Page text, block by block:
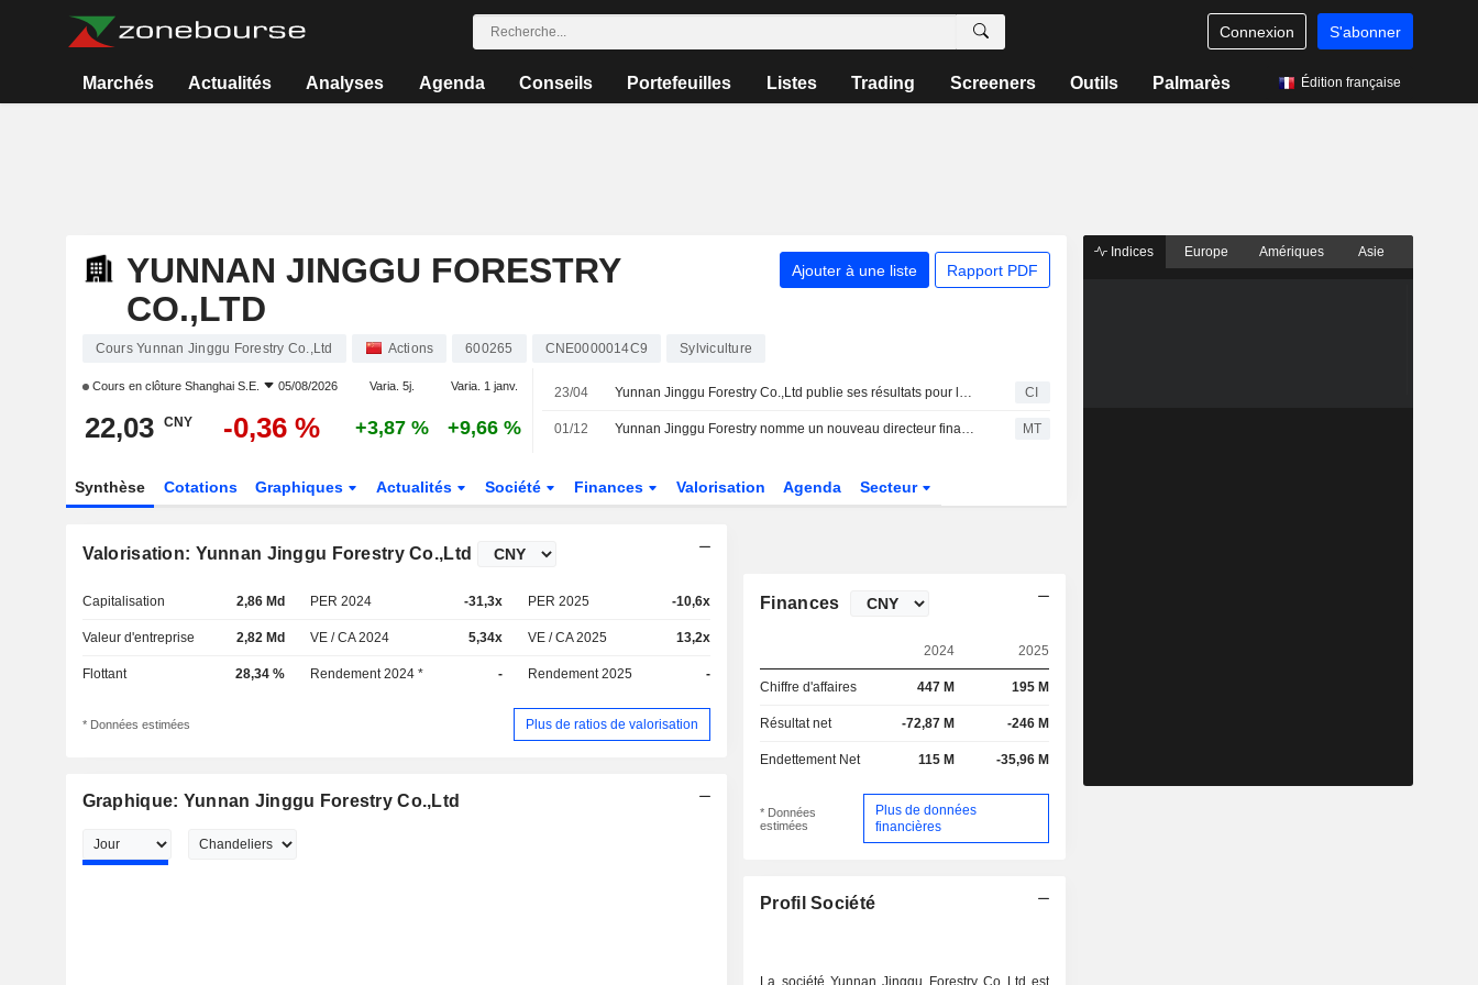
Connexion S'abonner
Marchés Actualités Analyses Agenda Conseils Portefeuilles Listes Trading Screeners Outils Palmarès Édition française
YUNNAN JINGGU FORESTRY
CO.,LTD
Ajouter à une liste Rapport PDF
Cours Yunnan Jinggu Forestry Co.,Ltd Actions 600265 CNE0000014C9 Sylviculture
Cours en clôture Shanghai S.E. 05/08/2026 Varia. 5j. Varia. 1 janv.
22,03 CNY -0,36 % +3,87 % +9,66 %
23/04 Yunnan Jinggu Forestry Co.,Ltd publie ses résultats pour le premier trimestre clos le 31 mars 2026 CI
01/12 Yunnan Jinggu Forestry nomme un nouveau directeur financier MT
Synthèse Cotations Graphiques Actualités Société Finances Valorisation Agenda Secteur
Valorisation: Yunnan Jinggu Forestry Co.,Ltd
Capitalisation 2,86 Md PER 2024 -31,3x PER 2025 -10,6x
Valeur d'entreprise 2,82 Md VE / CA 2024 5,34x VE / CA 2025 13,2x
Flottant 28,34 % Rendement 2024 * - Rendement 2025 -
* Données estimées Plus de ratios de valorisation
Graphique: Yunnan Jinggu Forestry Co.,Ltd
Finances
2024 2025
Chiffre d'affaires 447 M 195 M
Résultat net -72,87 M -246 M
Endettement Net 115 M -35,96 M
* Données
estimées
Plus de données
financières
Profil Société
La société Yunnan Jinggu Forestry Co Ltd est
Indices Europe Amériques Asie